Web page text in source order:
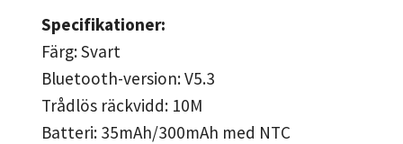
Specifikationer:
Färg: Svart
Bluetooth-version: V5.3
Trådlös räckvidd: 10M
Batteri: 35mAh/300mAh med NTC